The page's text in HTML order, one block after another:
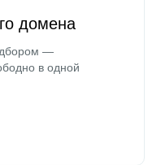
домена
—
в одной